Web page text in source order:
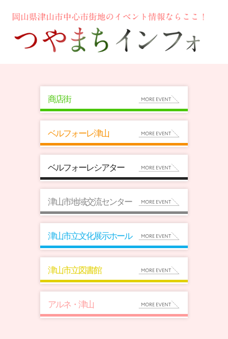
商店街
ベルフォーレ津山
ベルフォーレシアター
津山市地域交流センター
津山市立文化展示ホール
津山市立図書館
アルネ・津山